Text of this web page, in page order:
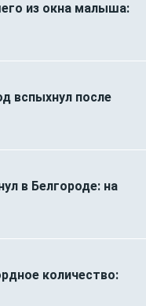
из окна малыша:
вспыхнул после
в Белгороде: на
количество: